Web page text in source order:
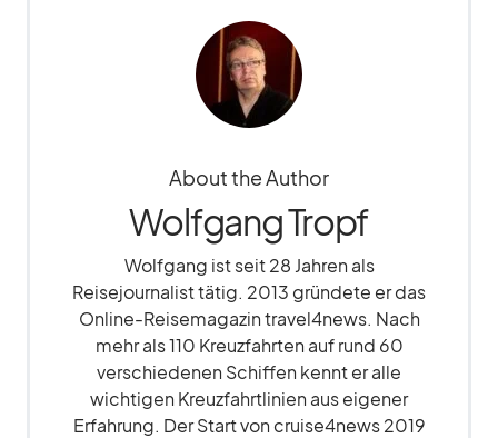
About the Author
Wolfgang Tropf
Wolfgang ist seit 28 Jahren als
Reisejournalist tätig. 2013 gründete er das
Online-Reisemagazin travel4news. Nach
mehr als 110 Kreuzfahrten auf rund 60
verschiedenen Schiffen kennt er alle
wichtigen Kreuzfahrtlinien aus eigener
Erfahrung. Der Start von cruise4news 2019